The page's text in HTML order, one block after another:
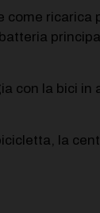
come ricarica
con la bici in
la